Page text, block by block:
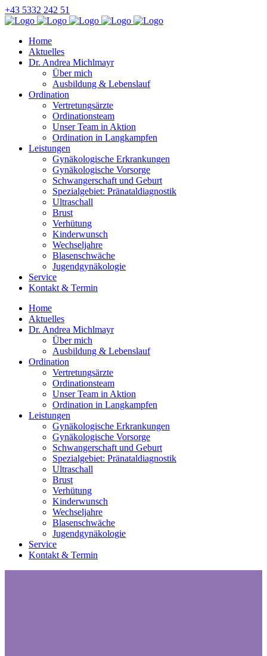
+43 5332 242 51
Home
Aktuelles
Dr. Andrea Michlmayr
Über mich
Ausbildung & Lebenslauf
Ordination
Vertretungsärzte
Ordinationsteam
Unser Team in Aktion
Ordination in Langkampfen
Leistungen
Gynäkologische Erkrankungen
Gynäkologische Vorsorge
Schwangerschaft und Geburt
Spezialgebiet: Pränataldiagnostik
Ultraschall
Brust
Verhütung
Kinderwunsch
Wechseljahre
Blasenschwäche
Jugendgynäkologie
Service
Kontakt & Termin
Home
Aktuelles
Dr. Andrea Michlmayr
Über mich
Ausbildung & Lebenslauf
Ordination
Vertretungsärzte
Ordinationsteam
Unser Team in Aktion
Ordination in Langkampfen
Leistungen
Gynäkologische Erkrankungen
Gynäkologische Vorsorge
Schwangerschaft und Geburt
Spezialgebiet: Pränataldiagnostik
Ultraschall
Brust
Verhütung
Kinderwunsch
Wechseljahre
Blasenschwäche
Jugendgynäkologie
Service
Kontakt & Termin